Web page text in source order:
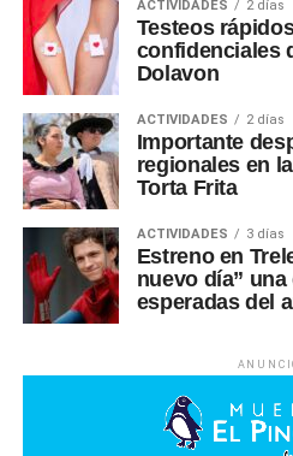
ACTIVIDADES 2 días
Testeos
confidenciales
Dolavon
ACTIVIDADES 2 días
Importante
regionales en
Torta Frita
ACTIVIDADES 3 días
Estreno en
nuevo día”
esperadas del